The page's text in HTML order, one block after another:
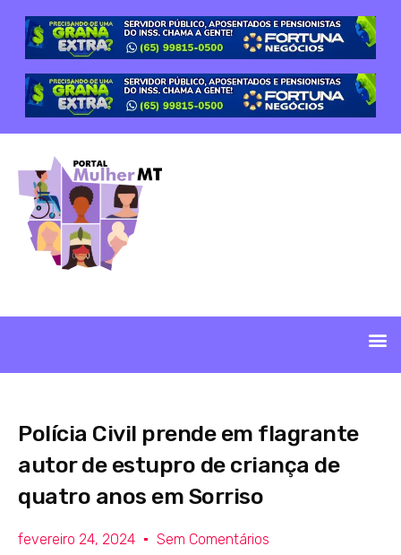
Polícia Civil prende em flagrante
autor de estupro de criança de
quatro anos em Sorriso
fevereiro 24, 2024 Sem Comentários